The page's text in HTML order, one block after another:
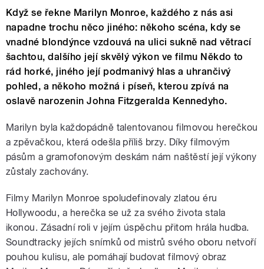
Když se řekne Marilyn Monroe, každého z nás asi
napadne trochu něco jiného: někoho scéna, kdy se
vnadné blondýnce vzdouvá na ulici sukně nad větrací
šachtou, dalšího její skvělý výkon ve filmu Někdo to
rád horké, jiného její podmanivý hlas a uhrančivý
pohled, a někoho možná i píseň, kterou zpívá na
oslavě narozenin Johna Fitzgeralda Kennedyho.
Marilyn byla každopádně talentovanou filmovou herečkou
a zpěvačkou, která odešla příliš brzy. Díky filmovým
pásům a gramofonovým deskám nám naštěstí její výkony
zůstaly zachovány.
Filmy Marilyn Monroe spoludefinovaly zlatou éru
Hollywoodu, a herečka se už za svého života stala
ikonou. Zásadní roli v jejím úspěchu přitom hrála hudba.
Soundtracky jejích snímků od mistrů svého oboru netvoří
pouhou kulisu, ale pomáhají budovat filmový obraz